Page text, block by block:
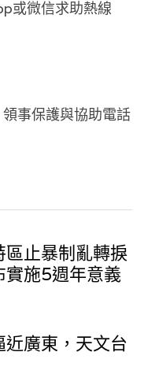
或微信求助熱線
事保護與協助電話
區止暴制亂轉捩
實施5週年意義
近廣東，天文台